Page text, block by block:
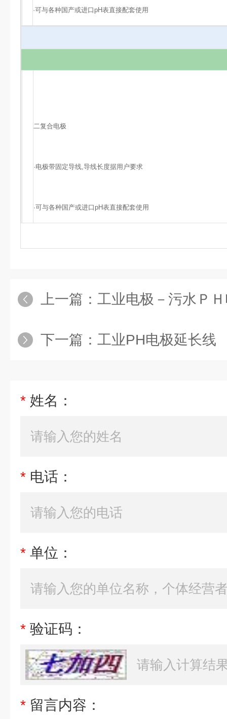
·可与各种国产或进口pH表直接配套使用
二复合电极
·电极带固定导线,导线长度据用户要求
·可与各种国产或进口pH表直接配套使用
上一篇： 工业电极－污水Ｐ
下一篇： 工业PH电极延长线
* 姓名：
* 电话：
* 单位：
* 验证码：
* 留言内容：